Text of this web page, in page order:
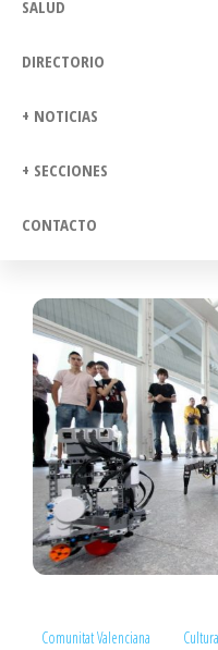
SALUD
DIRECTORIO
+ NOTICIAS
+ SECCIONES
CONTACTO
Comunitat Valenciana